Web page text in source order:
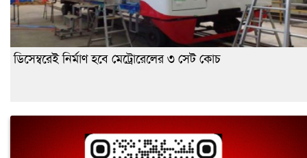
ডিসেম্বরেই নির্মাণ হবে মেট্রোরেলের ৩ সেট কোচ